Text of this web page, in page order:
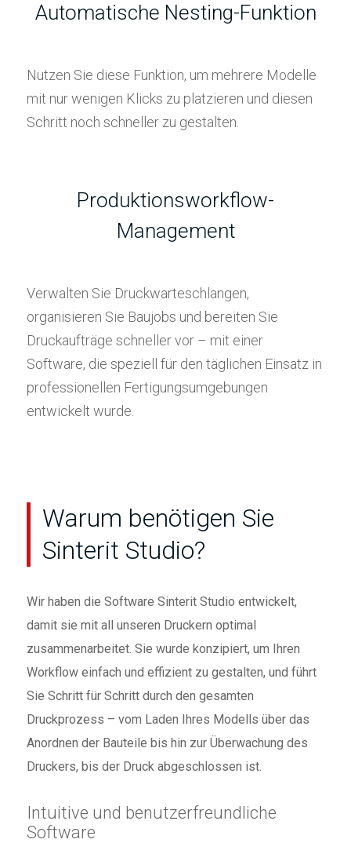
Automatische Nesting-Funktion
Nutzen Sie diese Funktion, um mehrere Modelle
mit nur wenigen Klicks zu platzieren und diesen
Schritt noch schneller zu gestalten.
Produktionsworkflow-
Management
Verwalten Sie Druckwarteschlangen,
organisieren Sie Baujobs und bereiten Sie
Druckaufträge schneller vor – mit einer
Software, die speziell für den täglichen Einsatz in
professionellen Fertigungsumgebungen
entwickelt wurde.
Warum benötigen Sie
Sinterit Studio?
Wir haben die Software Sinterit Studio entwickelt,
damit sie mit all unseren Druckern optimal
zusammenarbeitet. Sie wurde konzipiert, um Ihren
Workflow einfach und effizient zu gestalten, und führt
Sie Schritt für Schritt durch den gesamten
Druckprozess – vom Laden Ihres Modells über das
Anordnen der Bauteile bis hin zur Überwachung des
Druckers, bis der Druck abgeschlossen ist.
Intuitive und benutzerfreundliche
Software